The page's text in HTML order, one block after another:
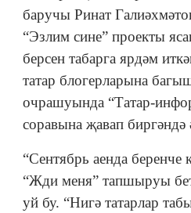
баручы Ринат
“Эзлим сине” проекты
берсен табарга ярдәм
татар блогерларына
очрашуында “Татар-
соравына җавап биргәндә
“Сентябрь аенда беренче
“Жди меня” тапшыруы
уй бу. “Нигә татарлар